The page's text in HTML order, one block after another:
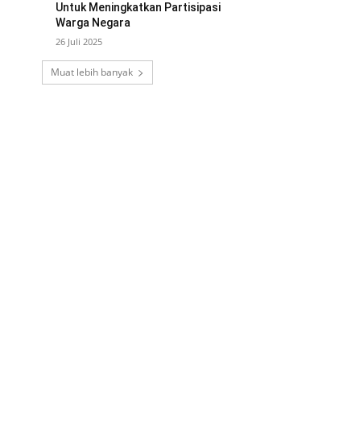
Untuk Meningkatkan Partisipasi
Warga Negara
26 Juli 2025
Muat lebih banyak